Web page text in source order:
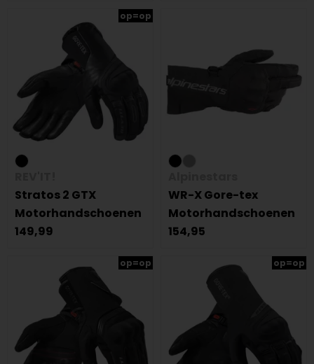
op=op
Stratos 2 GTX
Motorhandschoenen
149,99
WR-X Gore-tex
Motorhandschoenen
154,95
op=op op=op